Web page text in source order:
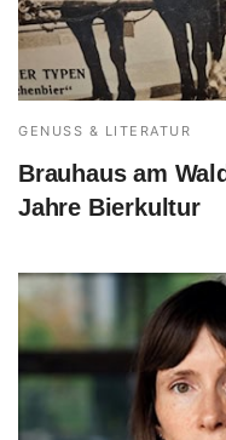
GENUSS & LITERATUR
Brauhaus am
Jahre Bierkultur